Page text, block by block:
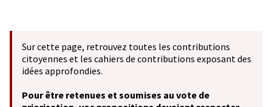
Sur cette page, retrouvez toutes les contributions
citoyennes et les cahiers de contributions exposant des
idées approfondies.
Pour être retenues et soumises au vote de